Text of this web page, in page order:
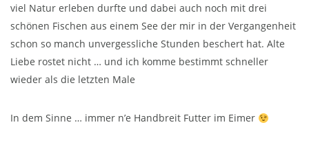
viel Natur erleben durfte und dabei auch noch mit drei
schönen Fischen aus einem See der mir in der Vergangenheit
schon so manch unvergessliche Stunden beschert hat. Alte
Liebe rostet nicht … und ich komme bestimmt schneller
wieder als die letzten Male
In dem Sinne … immer n’e Handbreit Futter im Eimer